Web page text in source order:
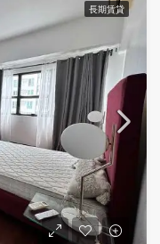
長期賃貸